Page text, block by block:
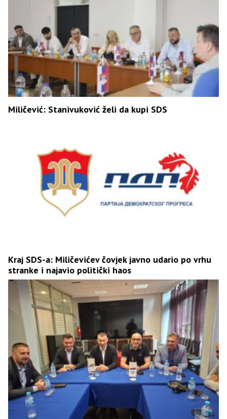
Miličević: Stanivuković želi da kupi SDS
Kraj SDS-a: Miličevićev čovjek javno udario po vrhu
stranke i najavio politički haos